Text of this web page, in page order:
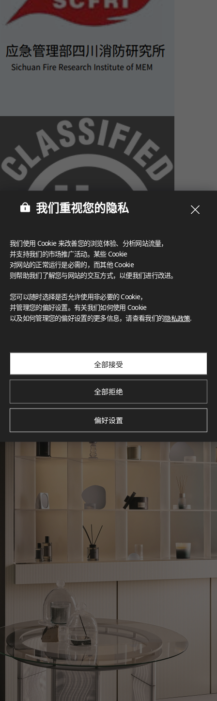
What These Certifications Mean
灵感画廊
我们重视您的隐私
我们使用 Cookie 来改善您的浏览体验、分析网站流量，
并支持我们的市场推广活动。某些 Cookie
对网站的正常运行是必需的，而其他 Cookie
则帮助我们了解您与网站的交互方式，以便我们进行改进。
您可以随时选择是否允许使用非必要的 Cookie，
并管理您的偏好设置。有关我们如何使用 Cookie
以及如何管理您的偏好设置的更多信息，请查看我们的隐私政策.
全部接受
全部拒绝
偏好设置